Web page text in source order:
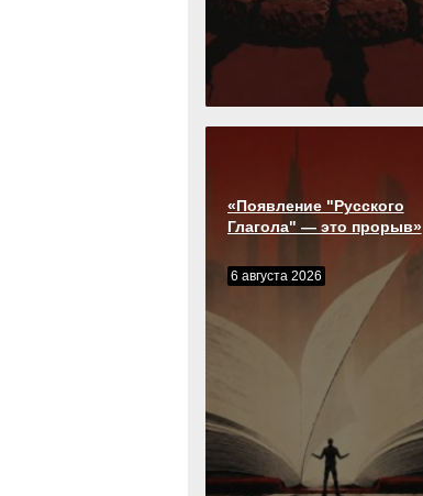
«Появление "Русского
Глагола" — это прорыв»
6 августа 2026